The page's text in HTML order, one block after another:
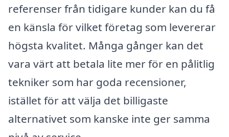
referenser från tidigare kunder kan du få
en känsla för vilket företag som levererar
högsta kvalitet. Många gånger kan det
vara värt att betala lite mer för en pålitlig
tekniker som har goda recensioner,
istället för att välja det billigaste
alternativet som kanske inte ger samma